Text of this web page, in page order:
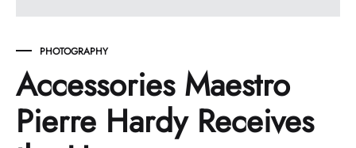
PHOTOGRAPHY
Accessories Maestro
Pierre Hardy Receives